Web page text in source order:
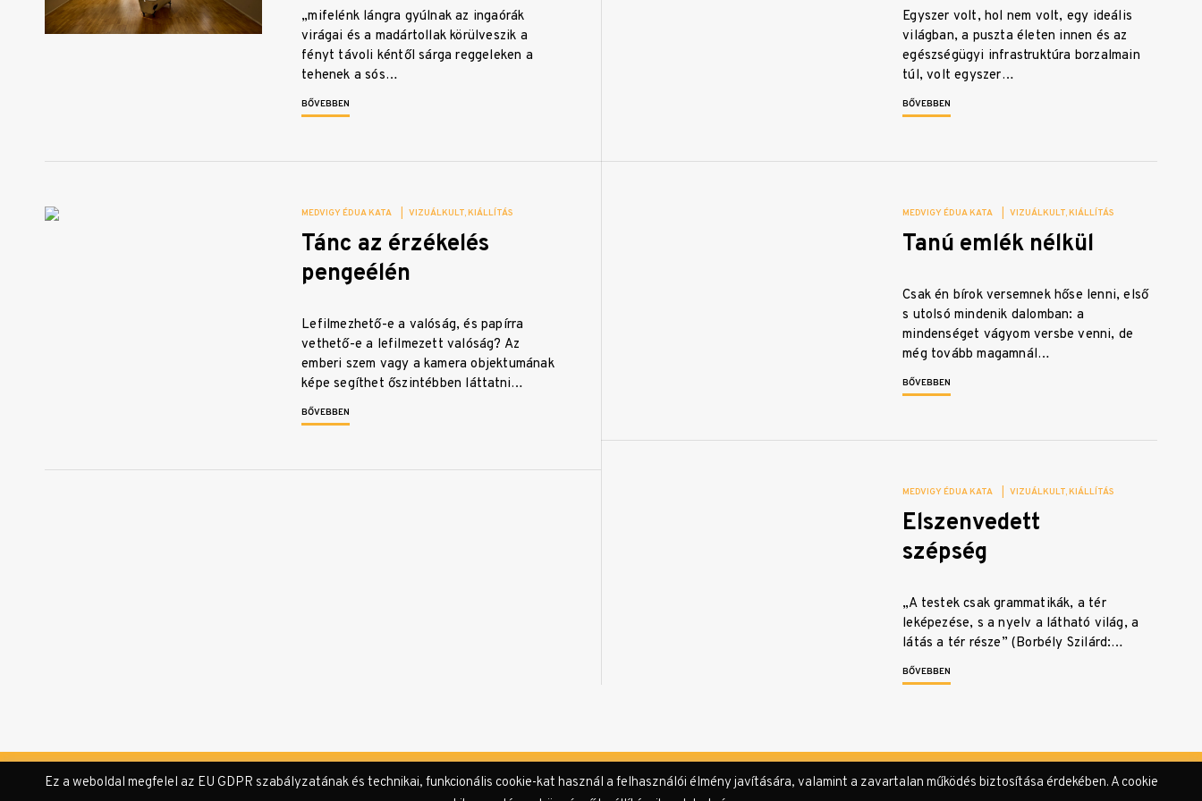
„mifelénk lángra gyúlnak az ingaórák
virágai és a madártollak körülveszik a
fényt távoli kéntől sárga reggeleken a
tehenek a sós…
BŐVEBBEN
Egyszer volt, hol nem volt, egy ideális
világban, a puszta életen innen és az
egészségügyi infrastruktúra borzalmain
túl, volt egyszer…
BŐVEBBEN
MEDVIGY ÉDUA KATA VIZUÁLKULT KIÁLLÍTÁS
Tánc az érzékelés
pengeélén
Lefilmezhető-e a valóság, és papírra
vethető-e a lefilmezett valóság? Az
emberi szem vagy a kamera objektumának
képe segíthet őszintébben láttatni…
BŐVEBBEN
MEDVIGY ÉDUA KATA VIZUÁLKULT KIÁLLÍTÁS
Tanú emlék nélkül
Csak én bírok versemnek hőse lenni, első
s utolsó mindenik dalomban: a
mindenséget vágyom versbe venni, de
még tovább magamnál…
BŐVEBBEN
MEDVIGY ÉDUA KATA VIZUÁLKULT KIÁLLÍTÁS
Elszenvedett
szépség
„A testek csak grammatikák, a tér
leképezése, s a nyelv a látható világ, a
látás a tér része” (Borbély Szilárd:…
BŐVEBBEN
Ez a weboldal megfelel az EU GDPR szabályzatának és technikai, funkcionális cookie-kat használ a felhasználói élmény javítására, valamint a zavartalan működés biztosítása érdekében. A cookie